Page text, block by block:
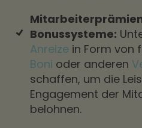
Bonussysteme:
Anreize in Form von
Boni oder anderen
schaffen, um die
Engagement der
belohnen.